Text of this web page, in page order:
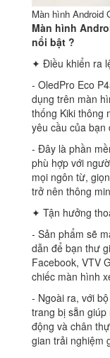
Màn hình Android
Màn hình
nổi bật ?
✦ Điều khiển ra
‐ OledPro Eco
dụng trên màn
thống Kiki thông
yêu cầu của
‐ Đây là phần
phù hợp với
mọi ngôn từ,
trở nên thông
✦ Tận hưởng
‐ Sản phẩm sẽ
dẫn để bạn thư
Facebook, VTV
chiếc màn hình
‐ Ngoài ra, với
trang bị sẵn
động và chân
gian trải nghiệm